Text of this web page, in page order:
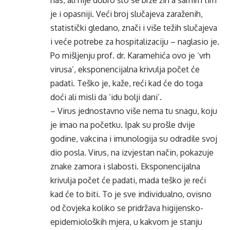
je i opasniji. Veći broj slučajeva zaraženih,
statistički gledano, znači i više težih slučajeva
i veće potrebe za hospitalizaciju – naglasio je.
Po mišljenju prof. dr. Karamehića ovo je ‘vrh
virusa’, eksponencijalna krivulja počet će
padati. Teško je, kaže, reći kad će do toga
doći ali misli da ‘idu bolji dani’.
– Virus jednostavno više nema tu snagu, koju
je imao na početku. Ipak su prošle dvije
godine, vakcina i imunologija su odradile svoj
dio posla. Virus, na izvjestan način, pokazuje
znake zamora i slabosti. Eksponencijalna
krivulja počet će padati, mada teško je reći
kad će to biti. To je sve individualno, ovisno
od čovjeka koliko se pridržava higijensko-
epidemioloških mjera, u kakvom je stanju